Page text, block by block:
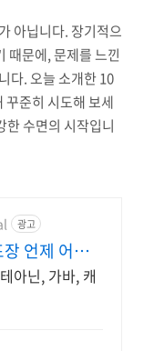
아닙니다. 장기적으
때문에, 문제를 느낀
다. 오늘 소개한 10
꾸준히 시도해 보세
한 수면의 시작입니
광고
언제 어디
아닌, 가바, 캐